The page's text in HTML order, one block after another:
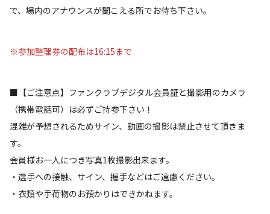
で、場内のアナウンスが聞こえる所でお待ち下さい。
※参加整理券の配布は16:15まで
■【ご注意点】ファンクラブデジタル会員証と撮影用のカメラ
（携帯電話可）は必ずご持参下さい！
混雑が予想されるためサイン、動画の撮影は禁止させて頂きま
す。
会員様お一人につき写真1枚撮影出来ます。
・選手への接触、サイン、握手などはご遠慮ください。
・衣類や手荷物のお預かりはできかねます。